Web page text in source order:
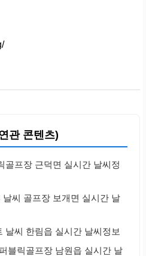
관 콘텐츠)
골프장 근덕면 실시간 날씨정
씨 골프장 보개면 실시간 날
날씨 한림읍 실시간 날씨정보
블릭골프장 남원읍 실시간 날